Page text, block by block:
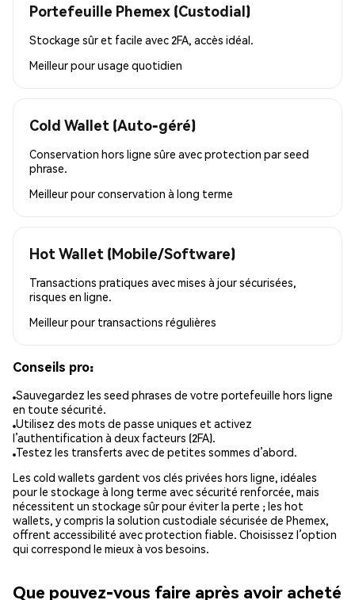
Portefeuille Phemex (Custodial)
Stockage sûr et facile avec 2FA, accès idéal.
Meilleur pourusage quotidien
Cold Wallet (Auto-géré)
Conservation hors ligne sûre avec protection par seed
phrase.
Meilleur pourconservation à long terme
Hot Wallet (Mobile/Software)
Transactions pratiques avec mises à jour sécurisées,
risques en ligne.
Meilleur pour transactions régulières
Conseils pro:
Sauvegardez les seed phrases de votre portefeuille hors ligne
en toute sécurité.
Utilisez des mots de passe uniques et activez
l’authentification à deux facteurs (2FA).
Testez les transferts avec de petites sommes d’abord.
Les cold wallets gardent vos clés privées hors ligne, idéales
pour le stockage à long terme avec sécurité renforcée, mais
nécessitent un stockage sûr pour éviter la perte ; les hot
wallets, y compris la solution custodiale sécurisée de Phemex,
offrent accessibilité avec protection fiable. Choisissez l’option
qui correspond le mieux à vos besoins.
Que pouvez-vous faire après avoir acheté